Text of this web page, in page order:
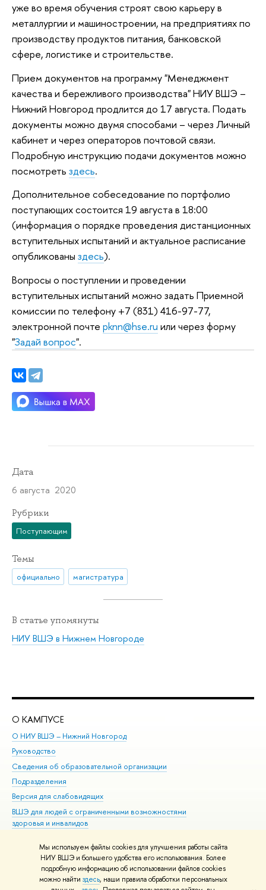
Мы используем файлы cookies для улучшения работы сайта
НИУ ВШЭ и большего удобства его использования. Более
подробную информацию об использовании файлов cookies
можно найти здесь, наши правила обработки персональных
уже во время обучения строят свою карьеру в
металлургии и машиностроении, на предприятиях по
производству продуктов питания, банковской
сфере, логистике и строительстве.
Прием документов на программу "Менеджмент
качества и бережливого производства" НИУ ВШЭ –
Нижний Новгород продлится до 17 августа. Подать
документы можно двумя способами – через Личный
кабинет и через операторов почтовой связи.
Подробную инструкцию подачи документов можно
посмотреть здесь.
Дополнительное собеседование по портфолио
поступающих состоится 19 августа в 18:00
(информация о порядке проведения дистанционных
вступительных испытаний и актуальное расписание
опубликованы здесь).
Вопросы о поступлении и проведении
вступительных испытаний можно задать Приемной
комиссии по телефону +7 (831) 416-97-77,
электронной почте pknn@hse.ru или через форму
"Задай вопрос".
Дата
6 августа 2020
Рубрики
Поступающим
Темы
официально магистратура
В статье упомянуты
НИУ ВШЭ в Нижнем Новгороде
О КАМПУСЕ
О НИУ ВШЭ – Нижний Новгород
Руководство
Сведения об образовательной организации
Подразделения
Версия для слабовидящих
ВШЭ для людей с ограниченными возможностями
здоровья и инвалидов